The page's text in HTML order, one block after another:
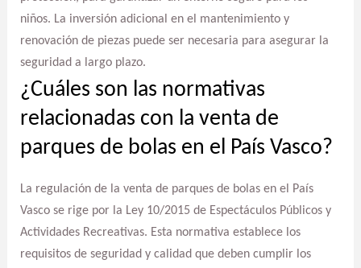
niños. La inversión adicional en el mantenimiento y
renovación de piezas puede ser necesaria para asegurar la
seguridad a largo plazo.
¿Cuáles son las normativas
relacionadas con la venta de
parques de bolas en el País Vasco?
La regulación de la venta de parques de bolas en el País
Vasco se rige por la Ley 10/2015 de Espectáculos Públicos y
Actividades Recreativas. Esta normativa establece los
requisitos de seguridad y calidad que deben cumplir los